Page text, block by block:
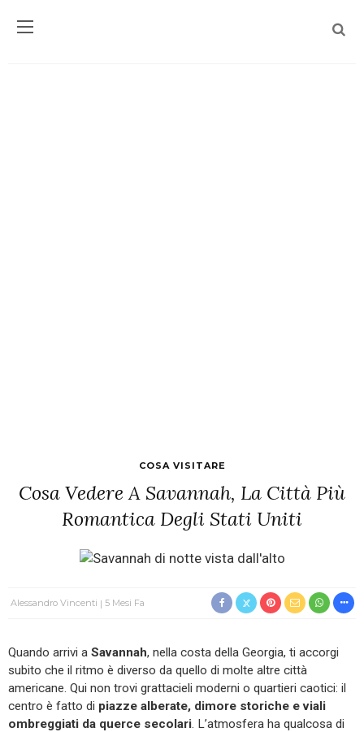
COSA VISITARE
Cosa Vedere A Savannah, La Città Più
Romantica Degli Stati Uniti
Alessandro Vincenti 5 Mesi Fa
Quando arrivi a Savannah, nella costa della Georgia, ti accorgi
subito che il ritmo è diverso da quello di molte altre città
americane. Qui non trovi grattacieli moderni o quartieri caotici: il
centro è fatto di piazze alberate, dimore storiche e viali
ombreggiati da querce secolari. L’atmosfera ha qualcosa di